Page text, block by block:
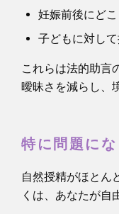
妊娠前後にどこ
子どもに対し
これらは法的助言
曖昧さを減らし、
特に問題に
自然授精がほとん
くは、あなたが自